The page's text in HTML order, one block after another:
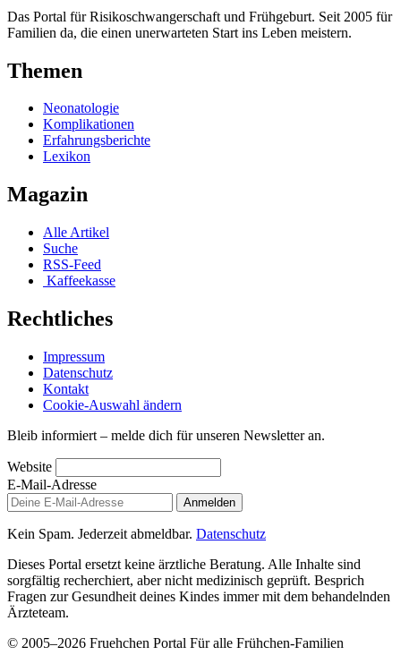
Das Portal für Risikoschwangerschaft und Frühgeburt. Seit 2005 für
Familien da, die einen unerwarteten Start ins Leben meistern.
Themen
Neonatologie
Komplikationen
Erfahrungsberichte
Lexikon
Magazin
Alle Artikel
Suche
RSS-Feed
Kaffeekasse
Rechtliches
Impressum
Datenschutz
Kontakt
Cookie-Auswahl ändern
Bleib informiert – melde dich für unseren Newsletter an.
Website
E-Mail-Adresse
Anmelden
Kein Spam. Jederzeit abmeldbar. Datenschutz
Dieses Portal ersetzt keine ärztliche Beratung. Alle Inhalte sind
sorgfältig recherchiert, aber nicht medizinisch geprüft. Besprich
Fragen zur Gesundheit deines Kindes immer mit dem behandelnden
Ärzteteam.
© 2005–2026 Fruehchen Portal Für alle Frühchen-Familien